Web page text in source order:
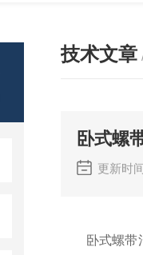
技术文章
卧式螺
更新时
卧式螺带混